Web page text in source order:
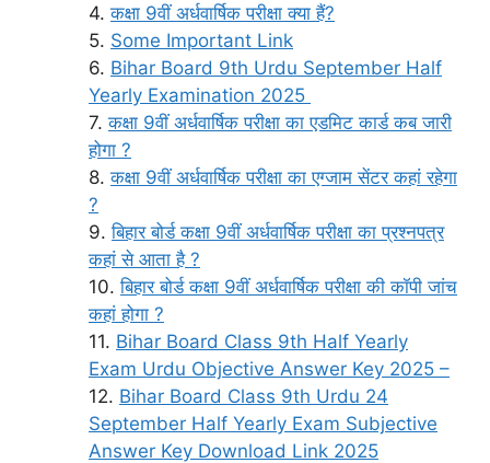
कक्षा 9वीं अर्धवार्षिक परीक्षा क्या हैं?
Some Important Link
Bihar Board 9th Urdu September Half
Yearly Examination 2025
कक्षा 9वीं अर्धवार्षिक परीक्षा का एडमिट कार्ड कब जारी
होगा ?
कक्षा 9वीं अर्धवार्षिक परीक्षा का एग्जाम सेंटर कहां रहेगा
?
बिहार बोर्ड कक्षा 9वीं अर्धवार्षिक परीक्षा का प्रश्नपत्र
कहां से आता है ?
बिहार बोर्ड कक्षा 9वीं अर्धवार्षिक परीक्षा की कॉपी जांच
कहां होगा ?
Bihar Board Class 9th Half Yearly
Exam Urdu Objective Answer Key 2025 –
Bihar Board Class 9th Urdu 24
September Half Yearly Exam Subjective
Answer Key Download Link 2025